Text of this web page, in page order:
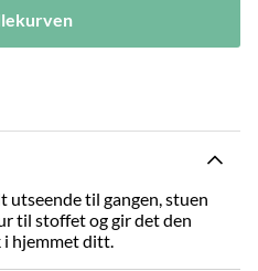
utseende til gangen, stuen
til stoffet og gir det den
hjemmet ditt.